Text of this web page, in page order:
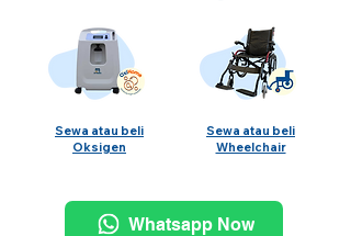
Sewa atau beli
Oksigen
Sewa atau beli
Wheelchair
Whatsapp Now